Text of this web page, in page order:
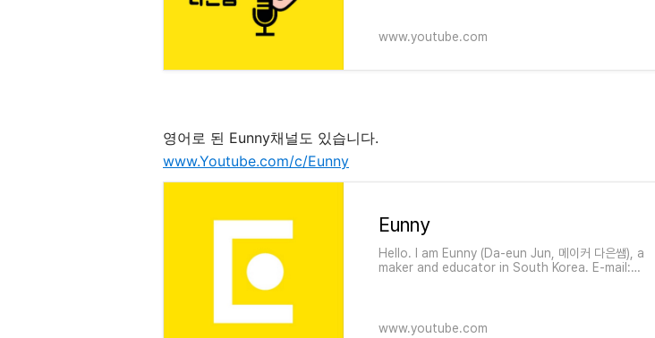
www.youtube.com
영어로 된 Eunny채널도 있습니다.
www.Youtube.com/c/Eunny
Eunny
Hello. I am Eunny (Da-eun Jun, 메이커 다은쌤), a
maker and educator in South Korea. E-mail:
make something. Simp
www.youtube.com